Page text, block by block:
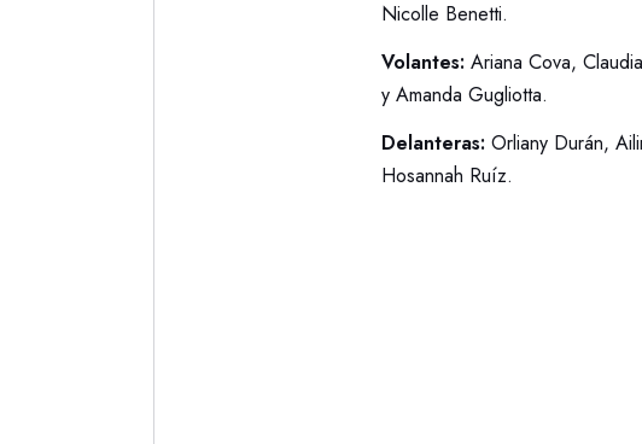
Nicolle Benetti.
Volantes: Ariana Cova,
y Amanda Gugliotta.
Delanteras: Orliany Durán,
Hosannah Ruíz.